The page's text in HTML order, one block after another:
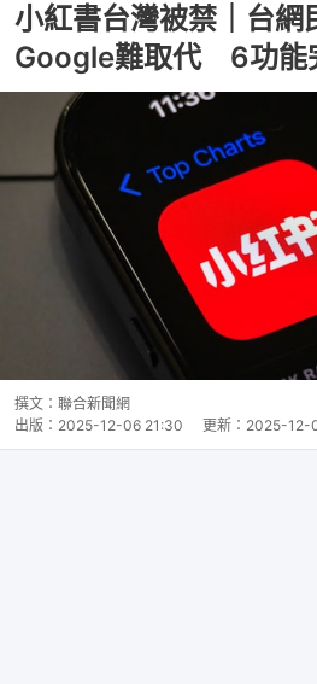
小紅書台灣被禁｜台網
Google難取代 6功能
撰文： 聯合新聞網
出版： 2025-12-06 21:30 更新： 2025-12-